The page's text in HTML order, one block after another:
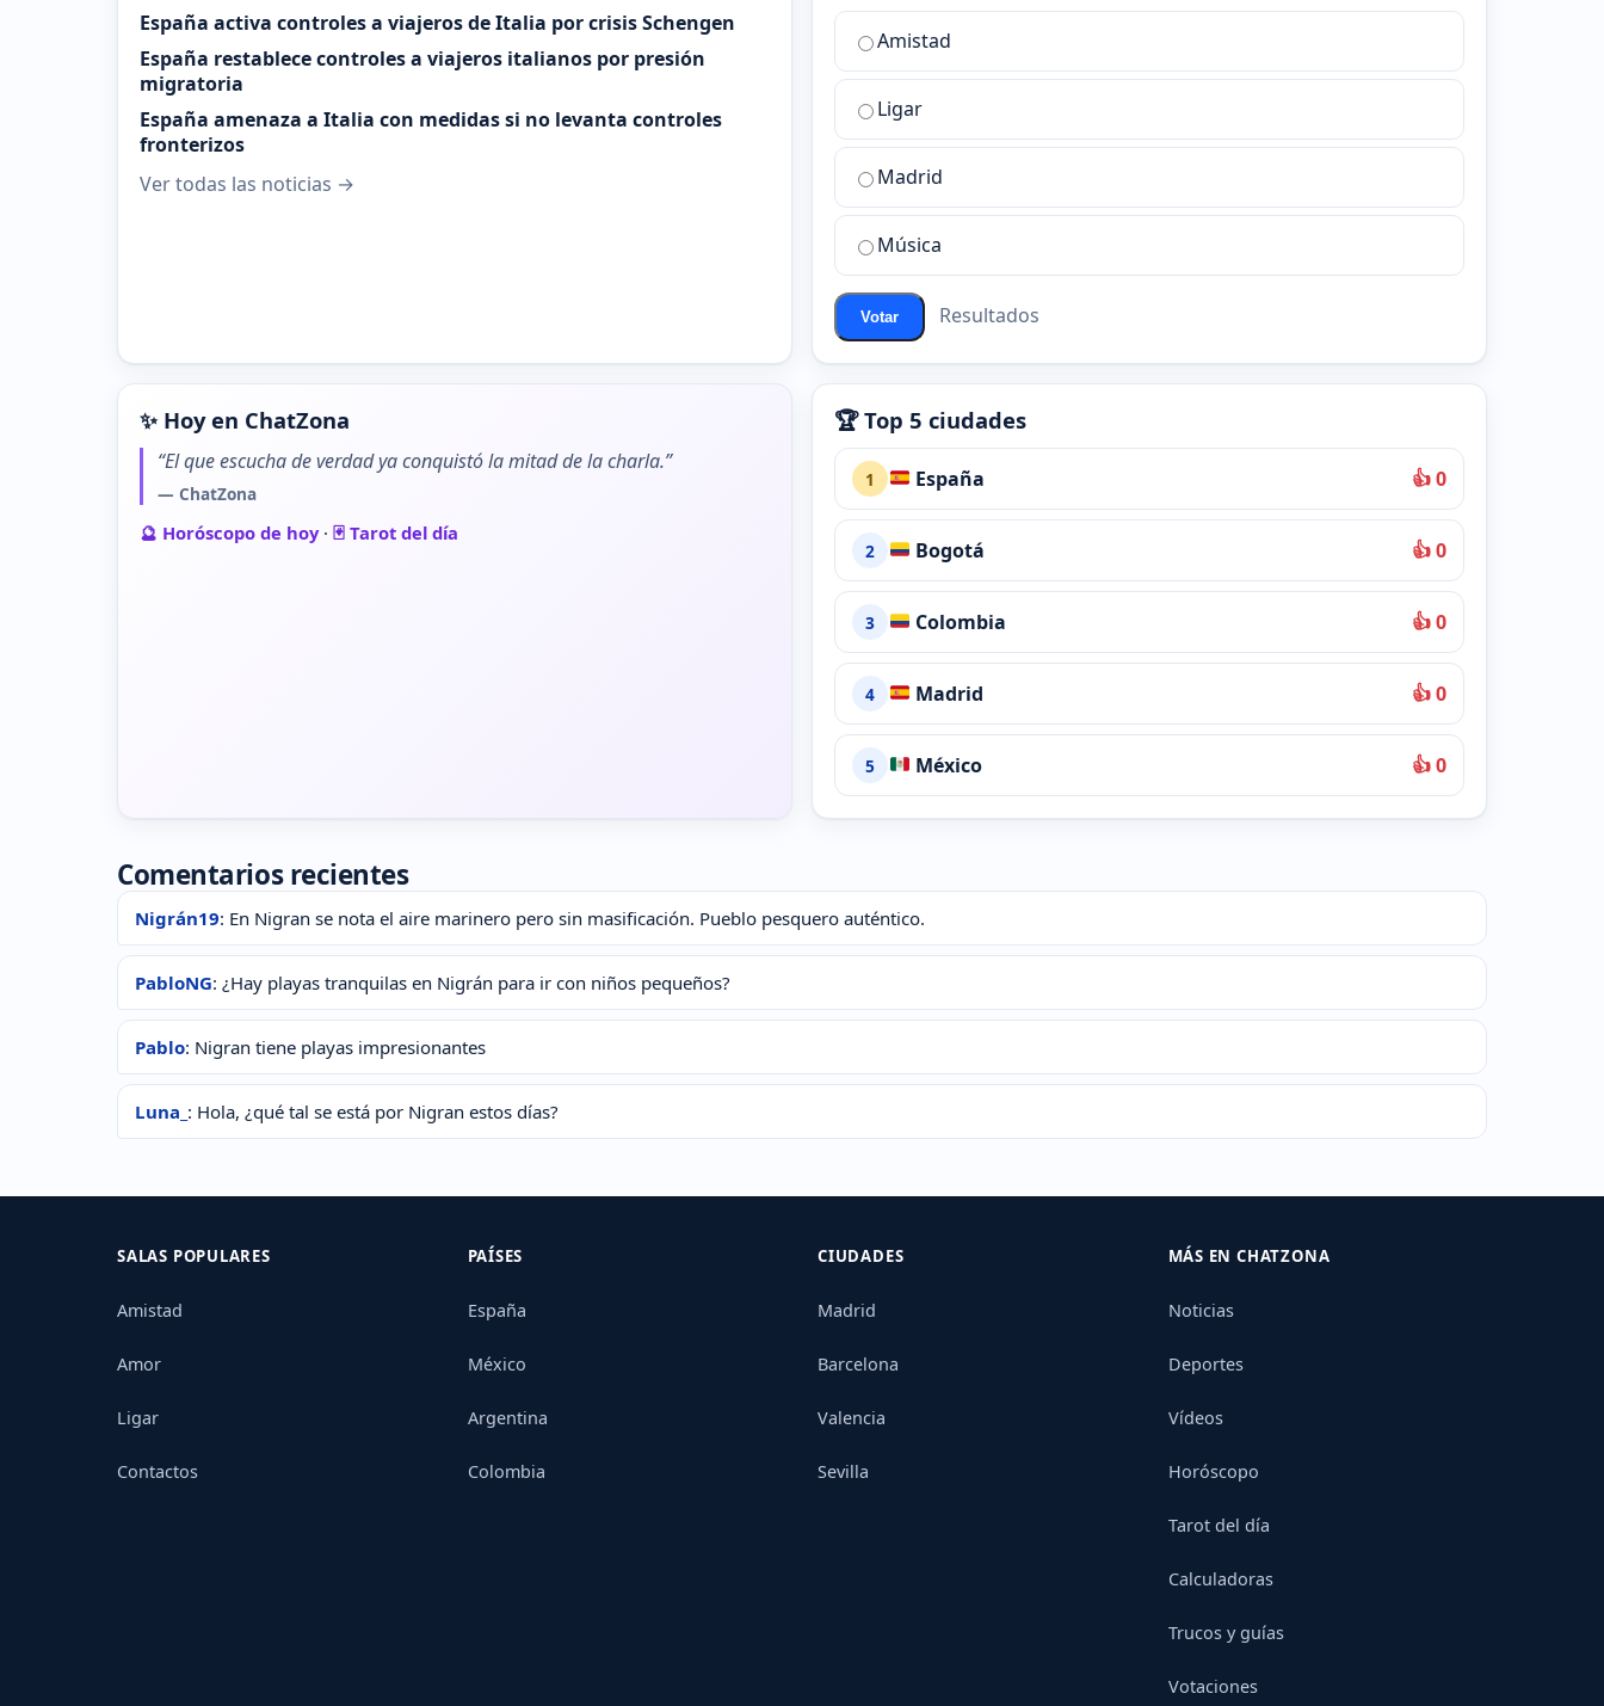
España activa controles a viajeros de Italia por crisis Schengen
España restablece controles a viajeros italianos por presión
migratoria
España amenaza a Italia con medidas si no levanta controles
fronterizos
Ver todas las noticias →
¿Cuál
la
mejor
sala
chat
ChatZona?
Amistad
Ligar
Madrid
Música
Votar Resultados
✨ Hoy en ChatZona
“El que escucha de verdad ya conquistó la mitad de la charla.”
— ChatZona
🔮 Horóscopo de hoy· 🃏 Tarot del día
🏆 Top 5 ciudades
1 España 👍 0
2 Bogotá 👍 0
3 Colombia 👍 0
4 Madrid 👍 0
5 México 👍 0
Comentarios recientes
Nigrán19: En Nigran se nota el aire marinero pero sin masificación. Pueblo pesquero auténtico.
PabloNG: ¿Hay playas tranquilas en Nigrán para ir con niños pequeños?
Pablo: Nigran tiene playas impresionantes
Luna_ : Hola, ¿qué tal se está por Nigran estos días?
SALAS POPULARES
Amistad
Amor
Ligar
Contactos
PAÍSES
España
México
Argentina
Colombia
CIUDADES
Madrid
Barcelona
Valencia
Sevilla
MÁS EN CHATZONA
Noticias
Deportes
Vídeos
Horóscopo
Tarot del día
Calculadoras
Trucos y guías
Votaciones